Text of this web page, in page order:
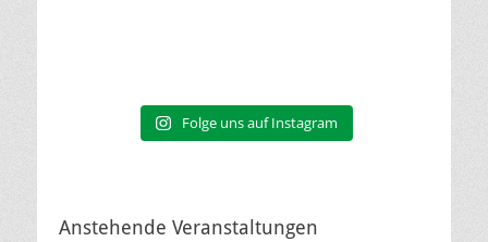
Folge uns auf Instagram
Anstehende Veranstaltungen